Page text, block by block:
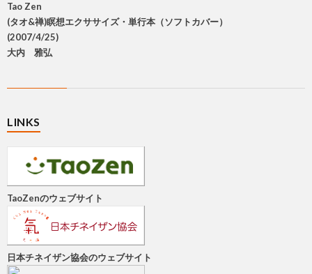
Tao Zen
(タオ&禅)瞑想エクササイズ・単行本（ソフトカバー）
(2007/4/25)
大内 雅弘
LINKS
TaoZenのウェブサイト
日本チネイザン協会のウェブサイト